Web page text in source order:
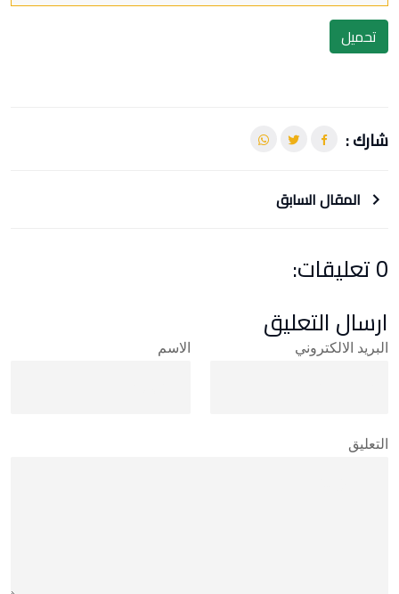
تحميل
شارك :
المقال السابق
0 تعليقات:
ارسال التعليق
الاسم البريد الالكتروني
التعليق